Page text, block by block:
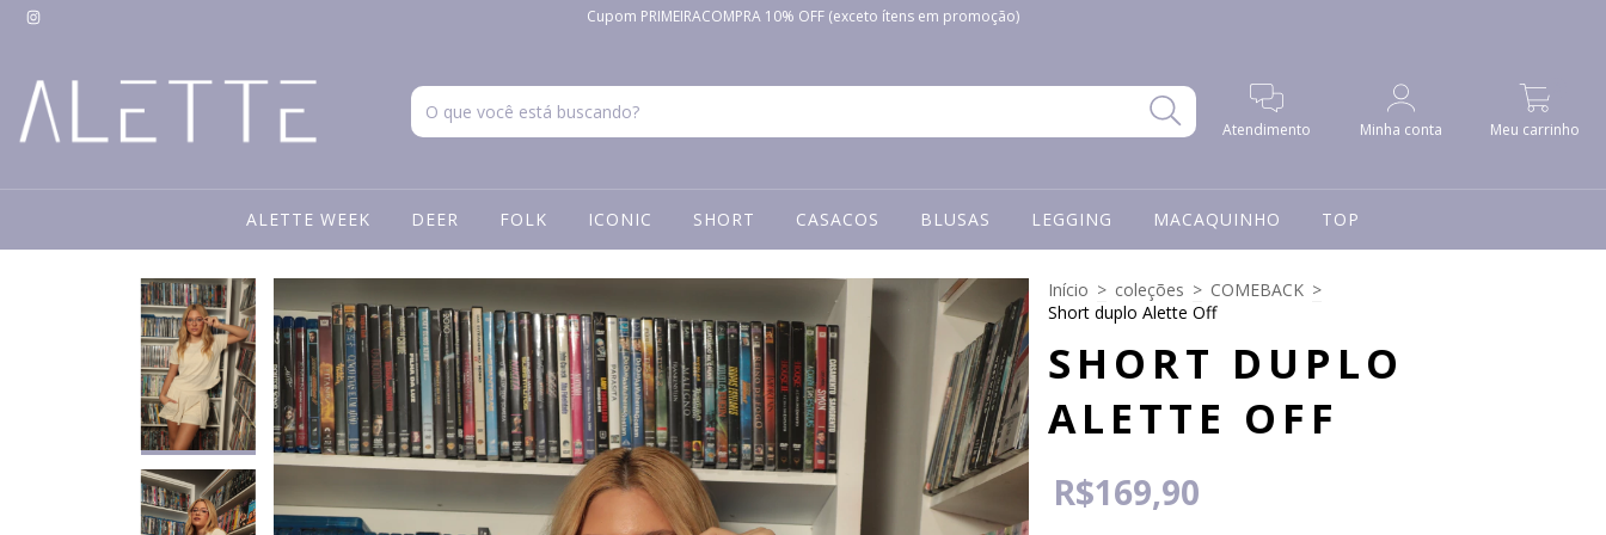
Cupom PRIMEIRACOMPRA 10% OFF (exceto ítens em promoção)
Atendimento Minha conta Meu carrinho
ALETTE WEEK DEER FOLK ICONIC SHORT CASACOS BLUSAS LEGGING MACAQUINHO TOP
Início > coleções > COMEBACK >
Short duplo Alette Off
SHORT DUPLO
ALETTE OFF
R$169,90